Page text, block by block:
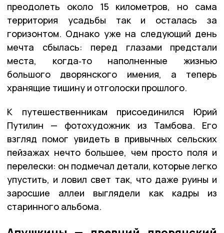
преодолеть около 15 километров, но сама
территория усадьбы так и осталась за
горизонтом. Однако уже на следующий день
мечта сбылась: перед глазами предстали
места, когда‑то наполненные жизнью
большого дворянского имения, а теперь
хранящие тишину и отголоски прошлого.
К путешественникам присоединился Юрий
Путилин — фотохудожник из Тамбова. Его
взгляд помог увидеть в привычных сельских
пейзажах нечто большее, чем просто поля и
перелески: он подмечал детали, которые легко
упустить, и ловил свет так, что даже руины и
заросшие аллеи выглядели как кадры из
старинного альбома.